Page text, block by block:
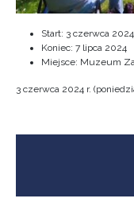
Start: 3 czerwca
Koniec: 7 lipca 2024
Miejsce: Muzeum
3 czerwca 2024 r.